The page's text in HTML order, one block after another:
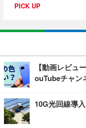
PICK UP
【動画レビュ
ouTubeチャン
10G光回線導